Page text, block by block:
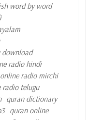
word by word
download
radio hindi
online radio mirchi
radio telugu
quran dictionary
quran online